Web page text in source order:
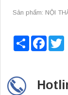
Sản phẩm: NỘI
Share